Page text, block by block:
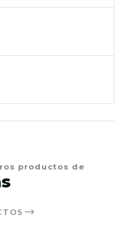
productos de